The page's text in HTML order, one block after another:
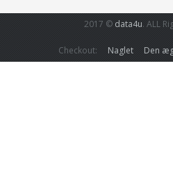
2017 © data4u. ALL
Checkout: Naglet Den